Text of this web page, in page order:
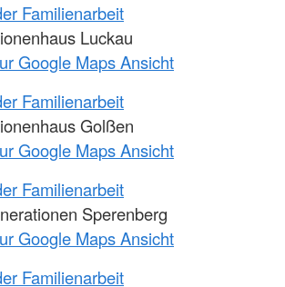
Familienarbeit
Luckau
Google Maps Ansicht
Familienarbeit
Golßen
Google Maps Ansicht
Familienarbeit
Sperenberg
Google Maps Ansicht
Familienarbeit